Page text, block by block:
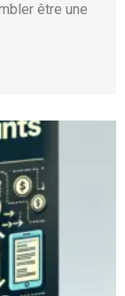
être une